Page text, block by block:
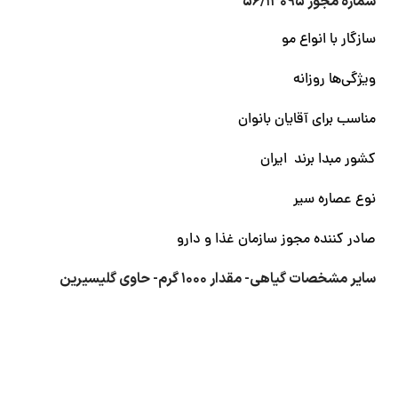
سازگار با انواع مو
ویژگی‌ها روزانه
مناسب برای آقایان بانوان
کشور مبدا برند ایران
نوع عصاره سیر
صادر کننده مجوز سازمان غذا و دارو
سایر مشخصات گیاهی- مقدار ۱۰۰۰ گرم- حاوی گلیسیرین